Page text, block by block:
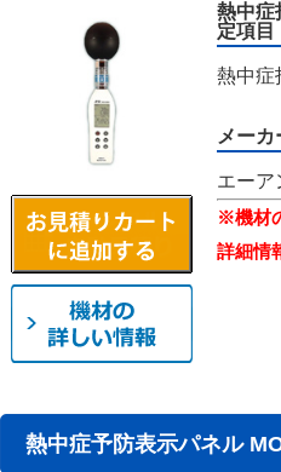
熱中症
定項目
熱中症
メーカ
エーア
※機材
詳細情
熱中症予防表示パネル